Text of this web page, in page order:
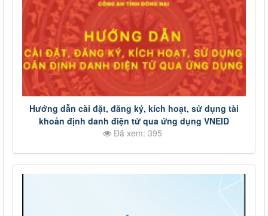
Hướng dẫn cài đặt, đăng ký, kích hoạt, sử dụng tài
khoản định danh điện tử qua ứng dụng VNEID
Đã xem: 395